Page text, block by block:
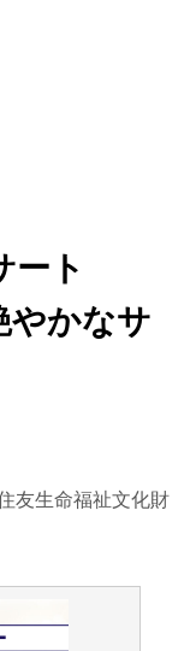
ート
やかなサ
友生命福祉文化財